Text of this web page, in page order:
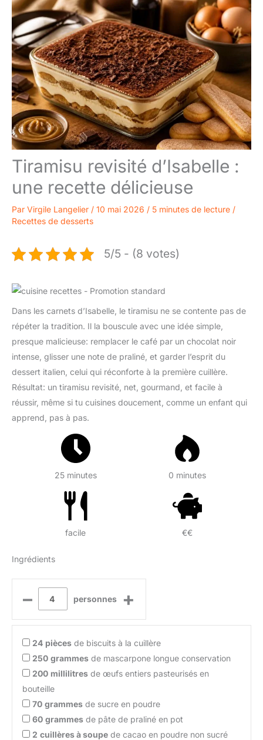
Tiramisu revisité d’Isabelle :
une recette délicieuse
Par Virgile Langelier / 10 mai 2026 / 5 minutes de lecture /
Recettes de desserts
5/5 - (8 votes)
Dans les carnets d’Isabelle, le tiramisu ne se contente pas de
répéter la tradition. Il la bouscule avec une idée simple,
presque malicieuse: remplacer le café par un chocolat noir
intense, glisser une note de praliné, et garder l’esprit du
dessert italien, celui qui réconforte à la première cuillère.
Résultat: un tiramisu revisité, net, gourmand, et facile à
réussir, même si tu cuisines doucement, comme un enfant qui
apprend, pas à pas.
25 minutes 0 minutes
facile €€
Ingrédients
– personnes +
24 pièces de biscuits à la cuillère
250 grammes de mascarpone longue conservation
200 millilitres de œufs entiers pasteurisés en
bouteille
70 grammes de sucre en poudre
60 grammes de pâte de praliné en pot
2 cuillères à soupe de cacao en poudre non sucré